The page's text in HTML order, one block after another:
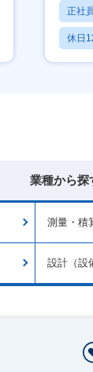
正社
休日
月残
業種から探
測量・積
設計（設